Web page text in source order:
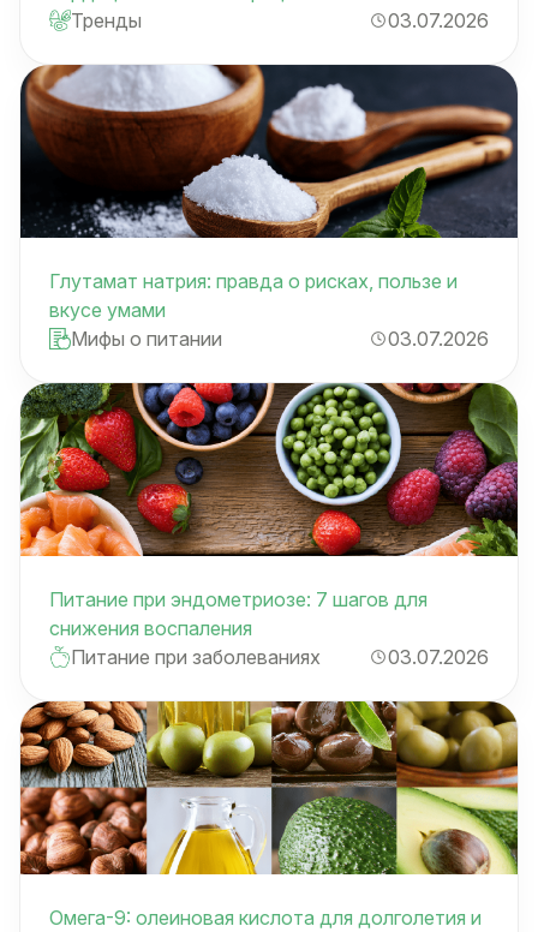
Тренды
03.07.2026
Глутамат натрия: правда о рисках, пользе и
вкусе умами
Мифы о питании
03.07.2026
Питание при эндометриозе: 7 шагов для
снижения воспаления
Питание при заболеваниях
03.07.2026
Омега-9: олеиновая кислота для долголетия и